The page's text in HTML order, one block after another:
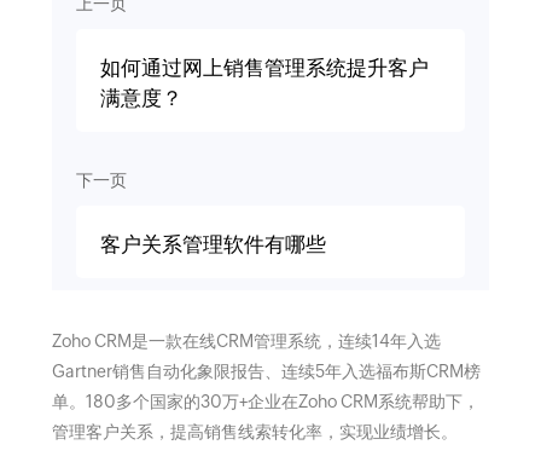
如何通过网上销售管理系统提升客户
满意度？
下一页
客户关系管理软件有哪些
Zoho CRM是一款在线CRM管理系统，连续14年入选
Gartner销售自动化象限报告、连续5年入选福布斯CRM榜
单。180多个国家的30万+企业在Zoho CRM系统帮助下，
管理客户关系，提高销售线索转化率，实现业绩增长。